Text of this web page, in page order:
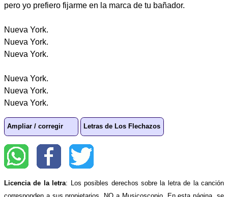
pero yo prefiero fijarme en la marca de tu bañador.
Nueva York.
Nueva York.
Nueva York.
Nueva York.
Nueva York.
Nueva York.
Ampliar / corregir Letras de Los Flechazos
Licencia de la letra: Los posibles derechos sobre la letra de la canción